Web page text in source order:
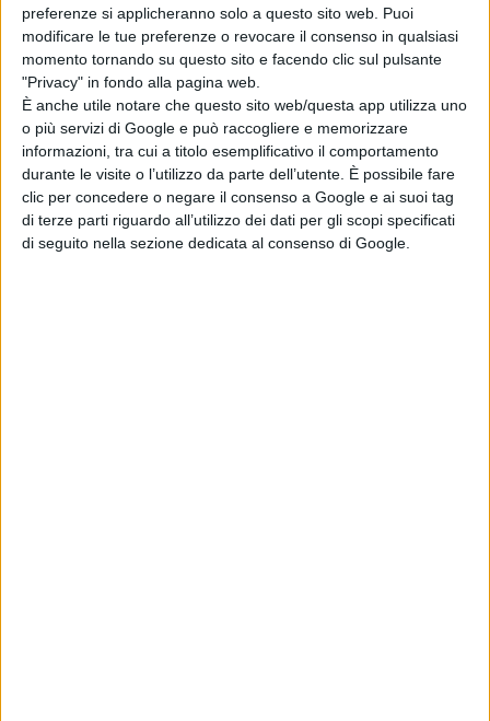
preferenze si applicheranno solo a questo sito web. Puoi
modificare le tue preferenze o revocare il consenso in qualsiasi
momento tornando su questo sito e facendo clic sul pulsante
"Privacy" in fondo alla pagina web.
È anche utile notare che questo sito web/questa app utilizza uno
o più servizi di Google e può raccogliere e memorizzare
informazioni, tra cui a titolo esemplificativo il comportamento
durante le visite o l’utilizzo da parte dell’utente. È possibile fare
clic per concedere o negare il consenso a Google e ai suoi tag
di terze parti riguardo all’utilizzo dei dati per gli scopi specificati
di seguito nella sezione dedicata al consenso di Google.